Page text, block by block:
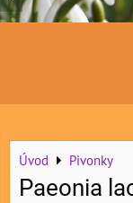
Úvod Pivonky
Paeonia